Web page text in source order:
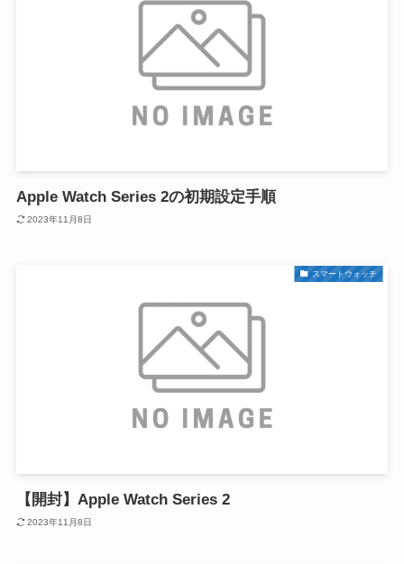
Apple Watch Series 2の初期設定手順
2023年11月8日
スマートウォッチ
【開封】Apple Watch Series 2
2023年11月8日